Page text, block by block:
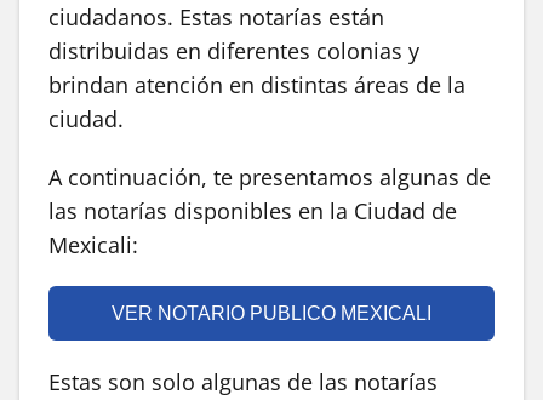
ciudadanos. Estas notarías están
distribuidas en diferentes colonias y
brindan atención en distintas áreas de la
ciudad.
A continuación, te presentamos algunas de
las notarías disponibles en la Ciudad de
Mexicali:
VER NOTARIO PUBLICO MEXICALI
Estas son solo algunas de las notarías